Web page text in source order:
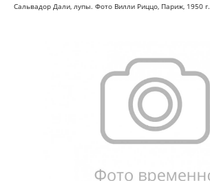
Сальвадор Дали, лупы. Фото Вилли Риццо, Париж, 1950 г.